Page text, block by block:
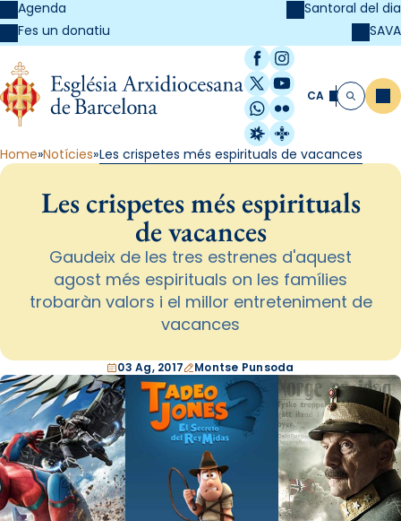
Agenda
Fes un donatiu
Santoral del dia
SAVA
Facebook
Instagram
X / Twitter
YouTube
WhatsApp
Flickr
Radio Estel
Catalunya
CA Cerca
Home Notícies Les crispetes més espirituals de vacances
Les crispetes més espirituals
de vacances
Gaudeix de les tres estrenes d'aquest
agost més espirituals on les famílies
trobaràn valors i el millor entreteniment de
vacances
03 Ag, 2017 Montse Punsoda